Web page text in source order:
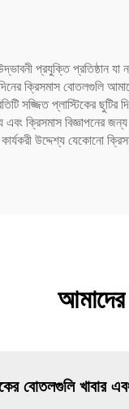
প্রযুক্তি প্রতিষ্ঠান
ক্রিসমাস বোতলগুলি
সজ্জিত প্লাস্টিকের
ক্রিসমাস বিজ্ঞাপনের
উদ্দেশ্য যেকোনো
বোতলগুলি খাবার